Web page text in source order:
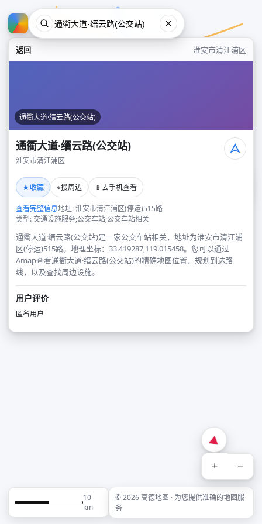
返回 淮安市清江浦区
通衢大道·缙云路(公交站)
通衢大道·缙云路(公交站)
淮安市清江浦区
★收藏 ⌖搜周边 📱 去手机查看
查看完整信息地址: 淮安市清江浦区(停运)515路
类型: 交通设施服务;公交车站;公交车站相关
通衢大道·缙云路(公交站)是一家公交车站相关，地址为淮安市清江浦
区(停运)515路。地理坐标：33.419287,119.015458。您可以通过
Amap查看通衢大道·缙云路(公交站)的精确地图位置、规划到达路
线，以及查找周边设施。
用户评价
匿名用户
+ −
10
km
© 2026 高德地图 · 为您提供准确的地图服
务